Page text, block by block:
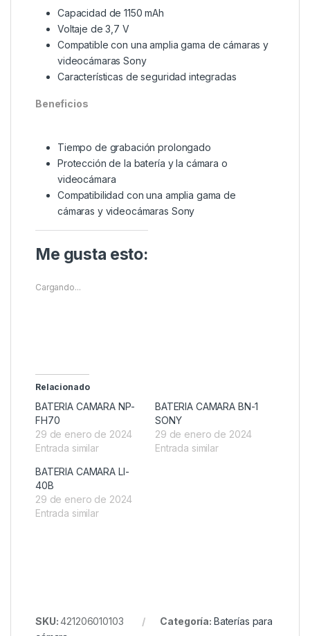
Capacidad de 1150 mAh
Voltaje de 3,7 V
Compatible con una amplia gama de cámaras y
videocámaras Sony
Características de seguridad integradas
Beneficios
Tiempo de grabación prolongado
Protección de la batería y la cámara o
videocámara
Compatibilidad con una amplia gama de
cámaras y videocámaras Sony
Me gusta esto:
Cargando...
Relacionado
BATERIA CAMARA NP-
FH70
29 de enero de 2024
Entrada similar
BATERIA CAMARA BN-1
SONY
29 de enero de 2024
Entrada similar
BATERIA CAMARA LI-
40B
29 de enero de 2024
Entrada similar
SKU:421206010103 Categoría: Baterías para